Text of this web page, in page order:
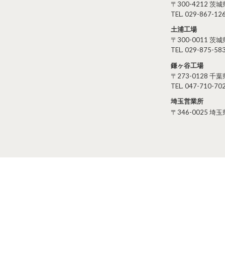
〒300-4212 茨城
TEL. 029-867-
土浦工場
〒300-0011 茨城
TEL. 029-875-
鎌ヶ谷工場
〒273-0128 千葉
TEL. 047-710-
埼玉営業所
〒346-0025 埼玉